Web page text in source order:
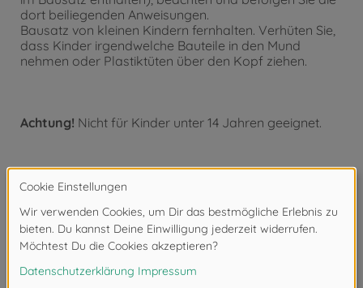
dort beiliegenden Anweisungen.
Bausatz von kleinen Kindern fernhalten. Verhüten Sie,
dass Kinder irgendwelche Bauteile in den Mund
nehmen oder Plastiktüten über den Kopf ziehen.
Achtung! Nicht für Kinder unter 14 Jahren geeignet.
Produktdetails
Bausatzmodell im Maßstab 1/10
- Einsteigerfreundliches TT-02 Chassis - extrem